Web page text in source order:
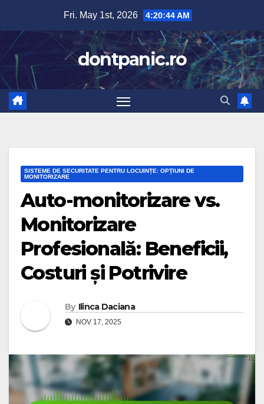
content
Fri. May 1st, 2026 4:20:45 AM
dontpanic.ro
SISTEME DE SECURITATE PENTRU LOCUINȚE: OPȚIUNI DE
MONITORIZARE
Auto-monitorizare vs.
Monitorizare
Profesională: Beneficii,
Costuri și Potrivire
By Ilinca Daciana
NOV 17, 2025